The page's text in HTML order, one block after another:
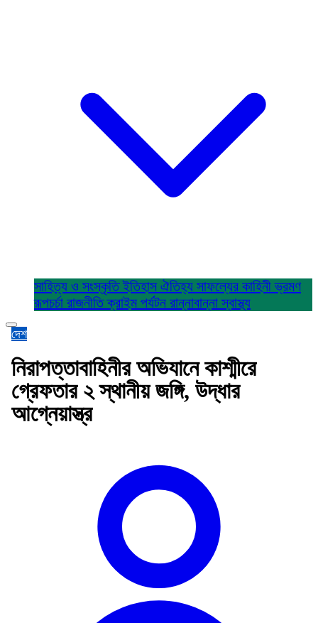
সাহিত্য ও সংস্কৃতিইতিহাস ঐতিহ্য সাফল্যের কাহিনীভ্রমণ
রূপচর্চা রাজনীতিক্রাইম পর্যটন রান্নাবান্নাস্বাস্থ্য
দেশ
নিরাপত্তাবাহিনীর অভিযানে কাশ্মীরে
গ্রেফতার ২ স্থানীয় জঙ্গি, উদ্ধার
আগ্নেয়াস্ত্র